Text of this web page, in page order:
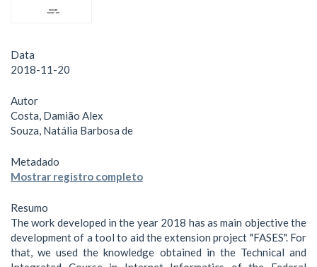
Data
2018-11-20
Autor
Costa, Damião Alex
Souza, Natália Barbosa de
Metadado
Mostrar registro completo
Resumo
The work developed in the year 2018 has as main objective the
development of a tool to aid the extension project "FASES". For
that, we used the knowledge obtained in the Technical and